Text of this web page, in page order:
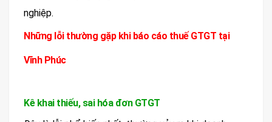
nghiệp.
Những lỗi thường gặp khi báo cáo thuế GTGT tại
Vĩnh Phúc
Kê khai thiếu, sai hóa đơn GTGT